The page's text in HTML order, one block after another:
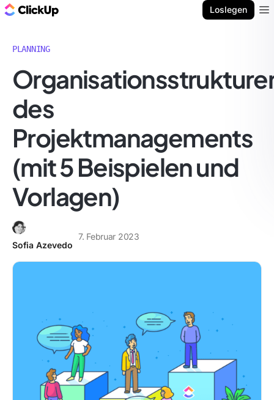
Loslegen
PLANNING
des
Projektmanagements
(mit 5 Beispielen und
Vorlagen)
Sofia Azevedo
7. Februar 2023